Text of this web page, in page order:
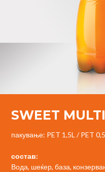
SWEET
пакување: PET 1,5L / PET
состав:
Вода, шеќер, база,